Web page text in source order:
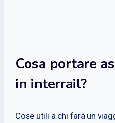
Cosa portare
in interrail?
Cose utili a chi farà un